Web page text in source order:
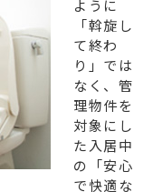
ように
「斡旋し
て終わ
り」では
なく、管
理物件を
対象にし
た入居中
の「安心
で快適な